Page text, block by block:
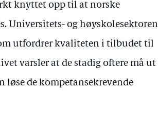
knyttet opp til at norske
Universitets- og høyskolesektoren
utfordrer kvaliteten i tilbudet til
varsler at de stadig oftere må ut
løse de kompetansekrevende